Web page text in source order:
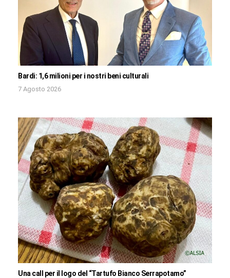
Bardi: 1,6 milioni per i nostri beni culturali
7 Agosto 2026
Una call per il logo del “Tartufo Bianco Serrapotamo”